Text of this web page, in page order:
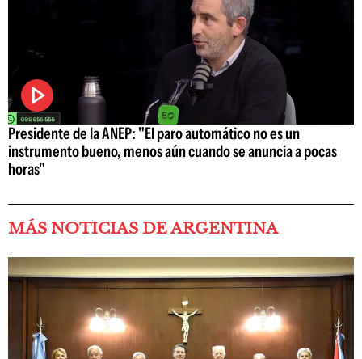
Presidente de la ANEP: "El paro automático no es un
instrumento bueno, menos aún cuando se anuncia a pocas
horas"
MÁS NOTICIAS DE ARGENTINA